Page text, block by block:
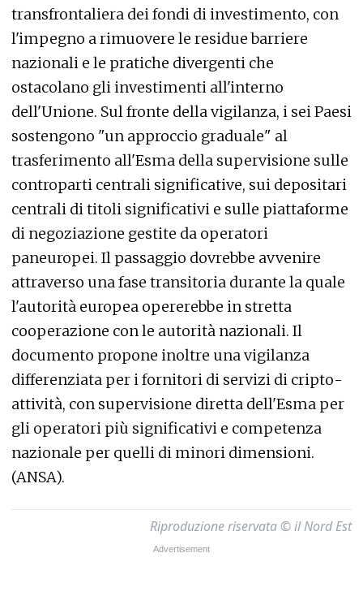
transfrontaliera dei fondi di investimento, con
l'impegno a rimuovere le residue barriere
nazionali e le pratiche divergenti che
ostacolano gli investimenti all'interno
dell'Unione. Sul fronte della vigilanza, i sei Paesi
sostengono "un approccio graduale" al
trasferimento all'Esma della supervisione sulle
controparti centrali significative, sui depositari
centrali di titoli significativi e sulle piattaforme
di negoziazione gestite da operatori
paneuropei. Il passaggio dovrebbe avvenire
attraverso una fase transitoria durante la quale
l'autorità europea opererebbe in stretta
cooperazione con le autorità nazionali. Il
documento propone inoltre una vigilanza
differenziata per i fornitori di servizi di cripto-
attività, con supervisione diretta dell'Esma per
gli operatori più significativi e competenza
nazionale per quelli di minori dimensioni.
(ANSA).
Riproduzione riservata © il Nord Est